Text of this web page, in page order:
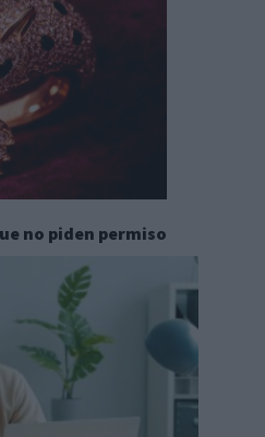
no piden permiso